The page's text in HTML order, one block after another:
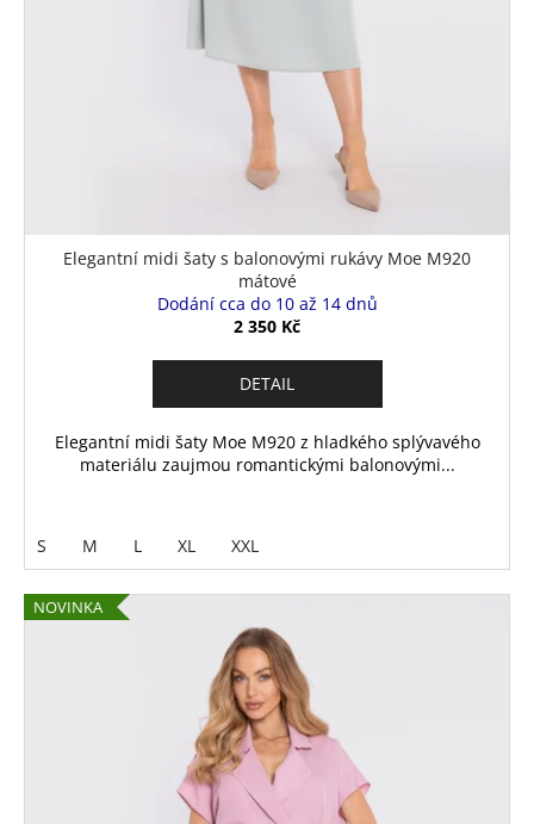
Elegantní midi šaty s balonovými rukávy Moe M920
mátové
Dodání cca do 10 až 14 dnů
2 350 Kč
DETAIL
Elegantní midi šaty Moe M920 z hladkého splývavého
materiálu zaujmou romantickými balonovými...
S M L XL XXL
NOVINKA